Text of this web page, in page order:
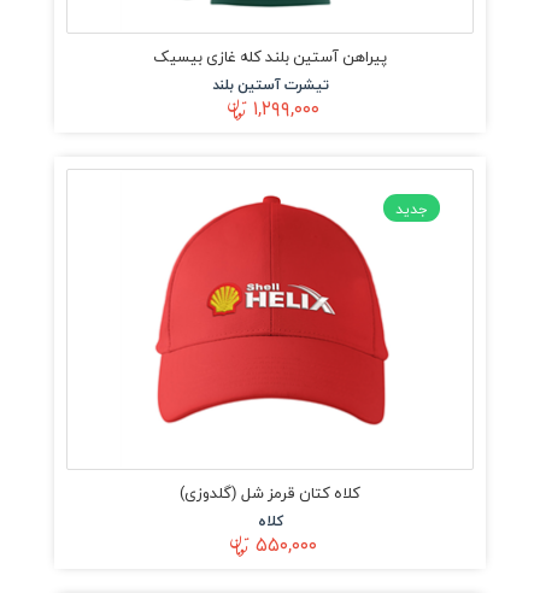
پیراهن آستین بلند کله غازی بیسیک
تیشرت آستین بلند
۱,۲۹۹,۰۰۰
جدید
کلاه کتان قرمز شل (گلدوزی)
کلاه
۵۵۰,۰۰۰